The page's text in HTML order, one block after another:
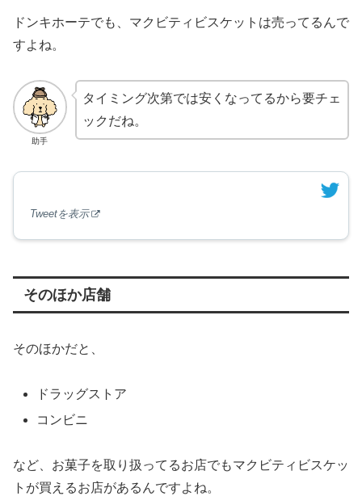
ドンキホーテでも、マクビティビスケットは売ってるんで
すよね。
助手
タイミング次第では安くなってるから要チェ
ックだね。
Tweetを表示
そのほか店舗
そのほかだと、
ドラッグストア
コンビニ
など、お菓子を取り扱ってるお店でもマクビティビスケッ
トが買えるお店があるんですよね。